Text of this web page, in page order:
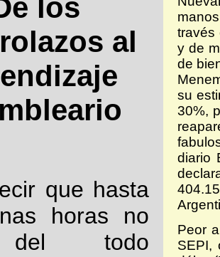
través
y de
de
su
30%,
diario
Peor
SEPI,
los
al
que hasta
horas no
todo